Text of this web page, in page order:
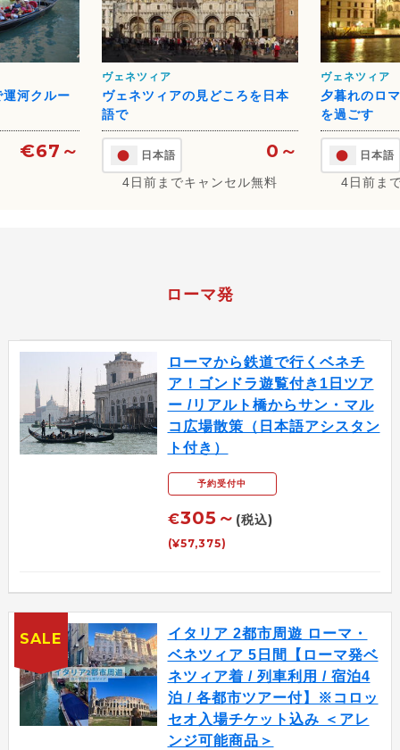
河クルー
€67～
ヴェネツィア
ヴェネツィアの見どころを日本
語で
0～
日本語
4日前までキャンセル無料
ヴェネツィア
夕暮れのロ
を過ごす
日本語
4日前ま
ローマ発
ローマから鉄道で行くベネチ
ア！ゴンドラ遊覧付き1日ツア
ー /リアルト橋からサン・マル
コ広場散策（日本語アシスタン
ト付き）
予約受付中
€305～ (税込)
(¥57,375)
イタリア 2都市周遊 ローマ・
ベネツィア 5日間【ローマ発ベ
ネツィア着 / 列車利用 / 宿泊4
泊 / 各都市ツアー付】※コロッ
セオ入場チケット込み ＜アレ
ンジ可能商品＞
SALE